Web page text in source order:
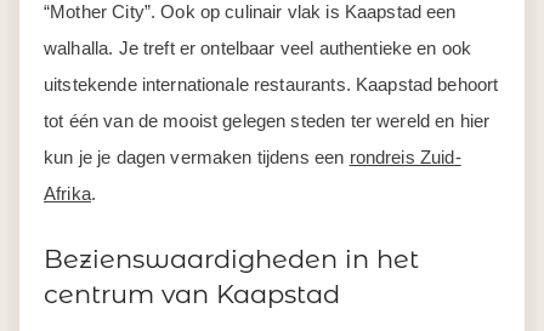
“Mother City”. Ook op culinair vlak is Kaapstad een
walhalla. Je treft er ontelbaar veel authentieke en ook
uitstekende internationale restaurants. Kaapstad behoort
tot één van de mooist gelegen steden ter wereld en hier
kun je je dagen vermaken tijdens een rondreis Zuid-
Afrika.
Bezienswaardigheden in het
centrum van Kaapstad